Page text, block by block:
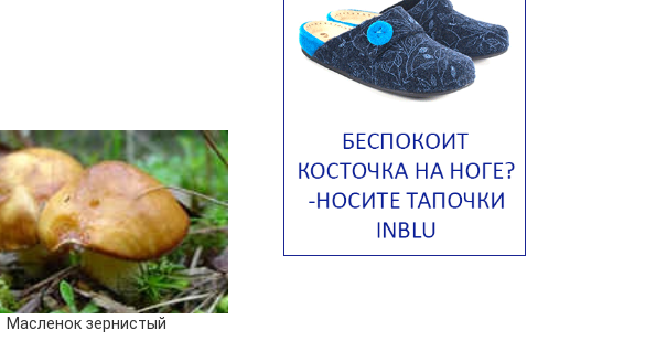
Масленок зернистый
Суп из пастернака
Пряный морковный суп во время
зимних холодов
Американский суп из красной
фасоли с сальсой гуакамоле
Острый чечевичный суп с
кремом из петрушки
Суп с лапшой рамен в